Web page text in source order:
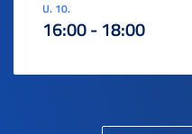
U. 10.
16:00 - 18:00